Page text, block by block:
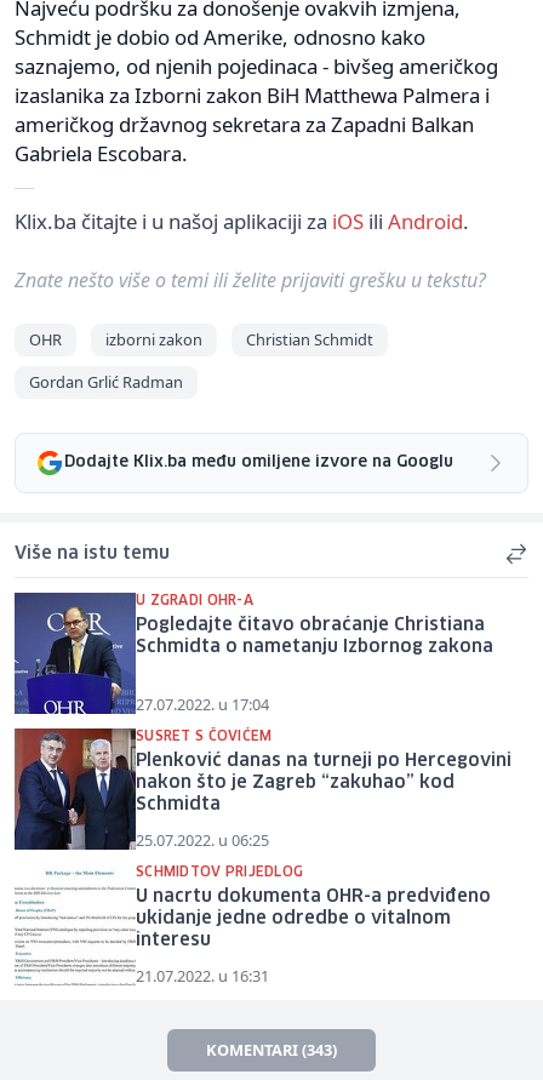
Najveću podršku za donošenje ovakvih izmjena,
Schmidt je dobio od Amerike, odnosno kako
saznajemo, od njenih pojedinaca - bivšeg američkog
izaslanika za Izborni zakon BiH Matthewa Palmera i
američkog državnog sekretara za Zapadni Balkan
Gabriela Escobara.
Klix.ba čitajte i u našoj aplikaciji za iOS ili Android.
Znate nešto više o temi ili želite prijaviti grešku u tekstu?
OHR izborni zakon
Christian Schmidt
Gordan Grlić Radman
Dodajte Klix.ba među omiljene izvore na Googlu
Više na istu temu
U ZGRADI OHR-A
Pogledajte čitavo obraćanje Christiana
Schmidta o nametanju Izbornog zakona
27.07.2022. u 17:04
SUSRET S ČOVIĆEM
Plenković danas na turneji po Hercegovini
nakon što je Zagreb “zakuhao” kod
Schmidta
25.07.2022. u 06:25
SCHMIDTOV PRIJEDLOG
U nacrtu dokumenta OHR-a predviđeno
ukidanje jedne odredbe o vitalnom
interesu
21.07.2022. u 16:31
KOMENTARI (343)